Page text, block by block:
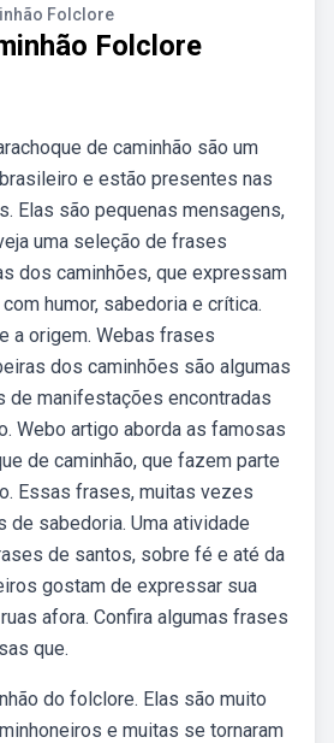
Folclore
Folclore
de caminhão são um
e estão presentes nas
Elas são pequenas mensagens,
uma seleção de frases
dos caminhões, que expressam
humor, sabedoria e crítica.
a origem. Webas frases
dos caminhões são algumas
de manifestações encontradas
Webo artigo aborda as famosas
de caminhão, que fazem parte
Essas frases, muitas vezes
de sabedoria. Uma atividade
de santos, sobre fé e até da
gostam de expressar sua
afora. Confira algumas frases
que.
do folclore. Elas são muito
e muitas se tornaram